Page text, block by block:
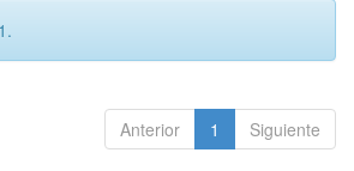
Anterior 1 Siguiente